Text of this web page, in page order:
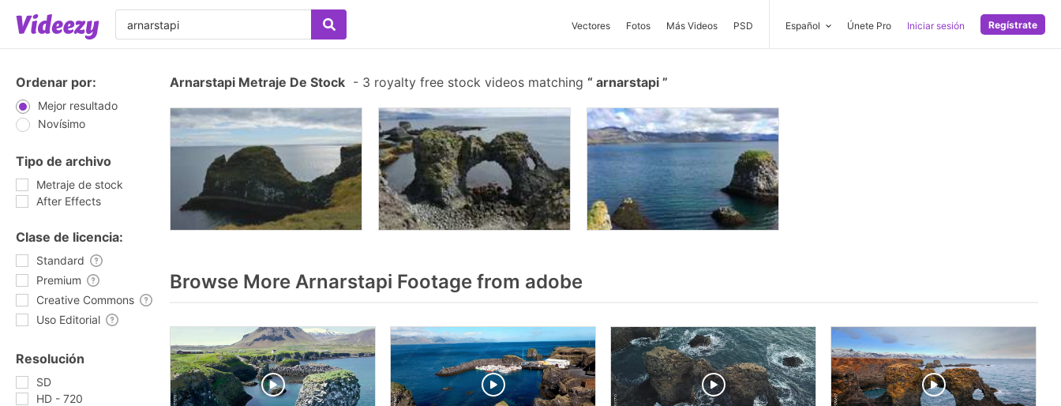
Vectores Fotos Más Videos PSD Español Únete Pro Iniciar sesión Regístrate
Ordenar por:
Mejor resultado
Novísimo
Tipo de archivo
Metraje de stock
After Effects
Clase de licencia:
Standard
Premium
Creative Commons
Uso Editorial
Resolución
SD
HD - 720
Arnarstapi Metraje De Stock - 3 royalty free stock videos matching arnarstapi
Browse More Arnarstapi Footage from adobe